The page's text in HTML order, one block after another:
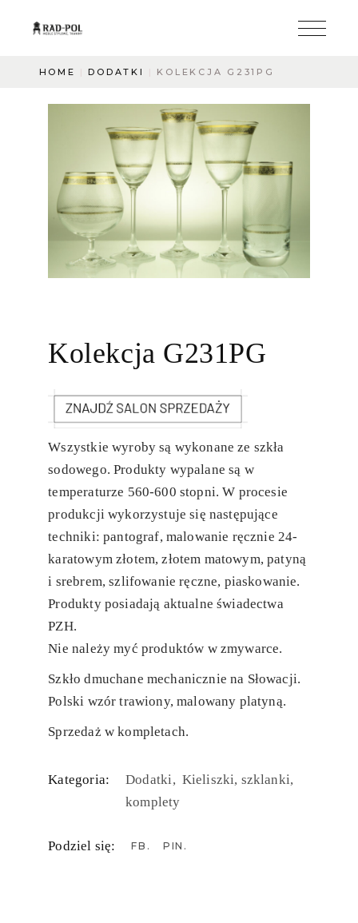
HOME DODATKI KOLEKCJA G231PG
Kolekcja G231PG
Wszystkie wyroby są wykonane ze szkła
sodowego. Produkty wypalane są w
temperaturze 560-600 stopni. W procesie
produkcji wykorzystuje się następujące
techniki: pantograf, malowanie ręcznie 24-
karatowym złotem, złotem matowym, patyną
i srebrem, szlifowanie ręczne, piaskowanie.
Produkty posiadają aktualne świadectwa
PZH.
Nie należy myć produktów w zmywarce.
Szkło dmuchane mechanicznie na Słowacji.
Polski wzór trawiony, malowany platyną.
Sprzedaż w kompletach.
Kategoria: Dodatki Kieliszki, szklanki,
komplety
Podziel się: FB PIN